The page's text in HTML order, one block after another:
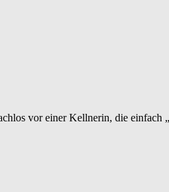
vor einer Kellnerin, die einfach